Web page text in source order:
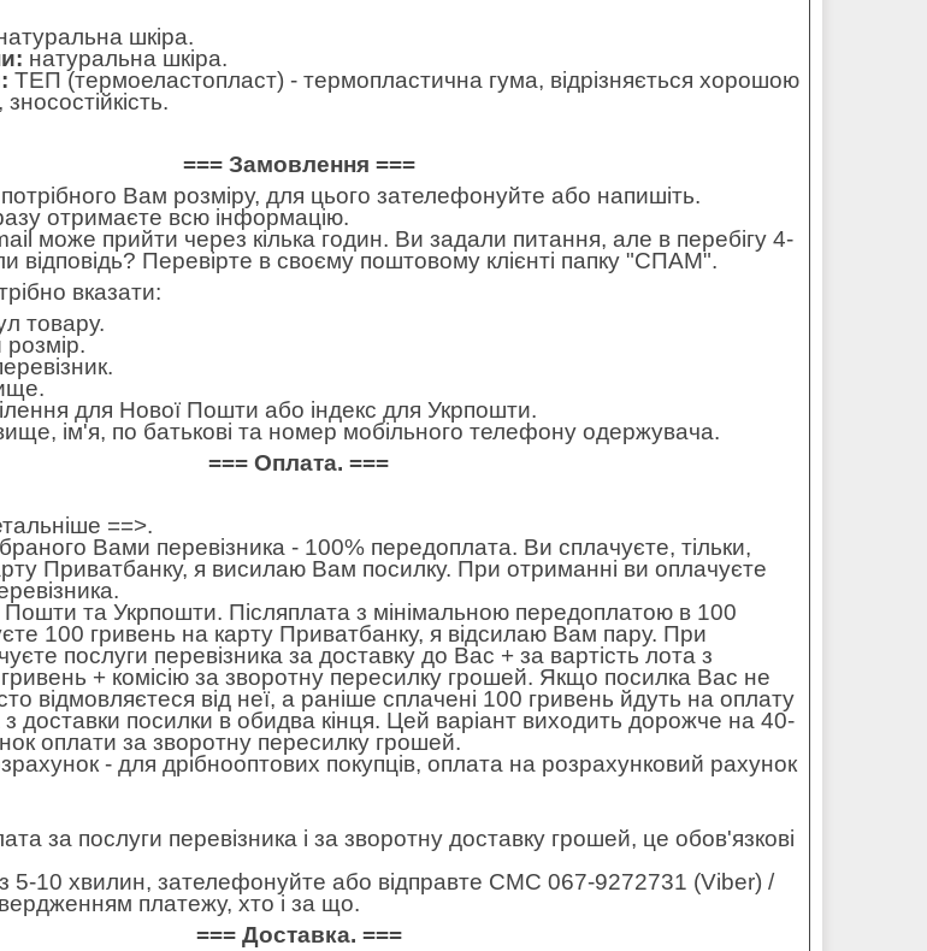
шкіра.
натуральна шкіра.
ТЕП (термоеластопласт) - термопластична гума, відрізняється хорошою
=== Замовлення ===
потрібного Вам розміру, для цього зателефонуйте або напишіть.
отримаєте всю інформацію.
може прийти через кілька годин. Ви задали питання, але в перебігу 4-
відповідь? Перевірте в своєму поштовому клієнті папку "СПАМ".
вказати:
товару.
для Нової Пошти або індекс для Укрпошти.
ім'я, по батькові та номер мобільного телефону одержувача.
=== Оплата. ===
==>.
Вами перевізника - 100% передоплата. Ви сплачуєте, тільки,
Приватбанку, я висилаю Вам посилку. При отриманні ви оплачуєте
Пошти та Укрпошти. Післяплата з мінімальною передоплатою в 100
100 гривень на карту Приватбанку, я відсилаю Вам пару. При
послуги перевізника за доставку до Вас + за вартість лота з
+ комісію за зворотну пересилку грошей. Якщо посилка Вас не
відмовляєтеся від неї, а раніше сплачені 100 гривень йдуть на оплату
з доставки посилки в обидва кінця. Цей варіант виходить дорожче на 40-
оплати за зворотну пересилку грошей.
- для дрібнооптових покупців, оплата на розрахунковий рахунок
за послуги перевізника і за зворотну доставку грошей, це обов'язкові
5-10 хвилин, зателефонуйте або відправте СМС 067-9272731 (Viber) /
платежу, хто і за що.
=== Доставка. ===